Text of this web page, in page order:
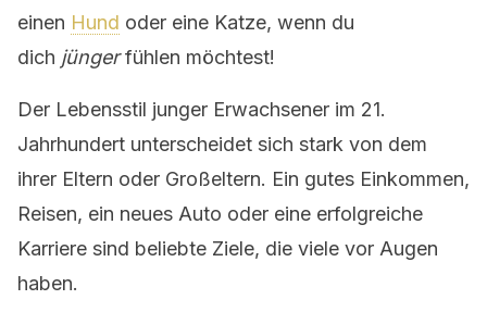
einen Hund oder eine Katze, wenn du
dich jüngerfühlen möchtest!
Der Lebensstil junger Erwachsener im 21.
Jahrhundert unterscheidet sich stark von dem
ihrer Eltern oder Großeltern. Ein gutes Einkommen,
Reisen, ein neues Auto oder eine erfolgreiche
Karriere sind beliebte Ziele, die viele vor Augen
haben.